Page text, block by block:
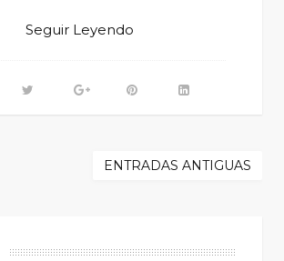
Seguir Leyendo
ENTRADAS ANTIGUAS